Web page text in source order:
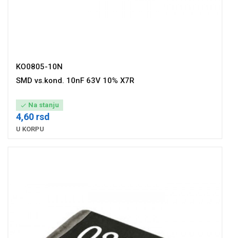
KO0805-10N
SMD vs.kond. 10nF 63V 10% X7R
 Na stanju
4,60 rsd
U KORPU